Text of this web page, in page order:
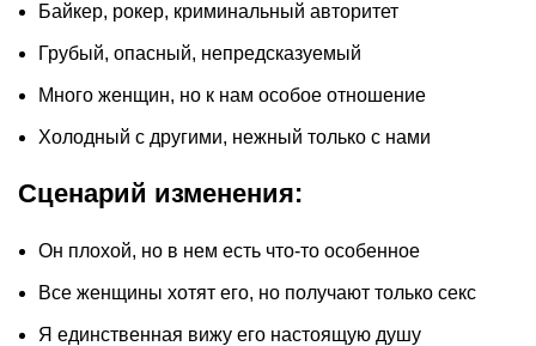
Байкер, рокер, криминальный авторитет
Грубый, опасный, непредсказуемый
Много женщин, но к нам особое отношение
Холодный с другими, нежный только с нами
Сценарий изменения:
Он плохой, но в нем есть что-то особенное
Все женщины хотят его, но получают только секс
Я единственная вижу его настоящую душу